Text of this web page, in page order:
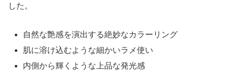
した。
自然な艶感を演出する絶妙なカラーリング
肌に溶け込むような細かいラメ使い
内側から輝くような上品な発光感